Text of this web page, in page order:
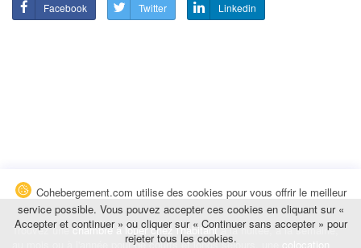
Facebook Twitter Linkedin
Trouvez unechambre à louer chez l'habitantà la nuitée, à la semaine,
au mois ou à l'année pour de courts et longs séjours, une
Cohebergement.com utilise des cookies pour vous offrir le meilleur
service possible. Vous pouvez accepter ces cookies en cliquant sur «
Accepter et continuer » ou cliquer sur « Continuer sans accepter » pour
rejeter tous les cookies.